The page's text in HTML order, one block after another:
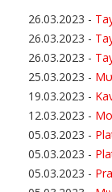
26.03.2023 -
26.03.2023 -
26.03.2023 -
25.03.2023 -
19.03.2023 -
12.03.2023 -
05.03.2023 -
05.03.2023 -
05.03.2023 -